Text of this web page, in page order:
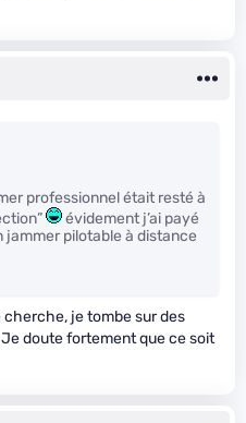
professionnel était resté à
évidement j’ai payé
jammer pilotable à distance
cherche, je tombe sur des
doute fortement que ce soit